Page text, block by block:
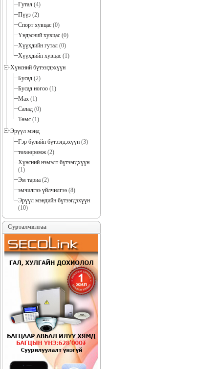
Гутал (4)
Пүүз (2)
Спорт хувцас (0)
Үндэсний хувцас (0)
Хүүхдийн гутал (0)
Хүүхдийн хувцас (1)
Хүнсний бүтээгдэхүүн
Бусад (2)
Бусад ногоо (1)
Мах (1)
Салад (0)
Төмс (1)
Эрүүл мэнд
Гэр бүлийн бүтээгдэхүүн (3)
төхөөрөмж(2)
Хүнсний нэмэлт бүтээгдхүүн
(1)
Эм тариа (2)
эмчилгээ үйлчилгээ (8)
Эрүүл мэндийн бүтээгдэхүүн
(10)
Сурталчилгаа